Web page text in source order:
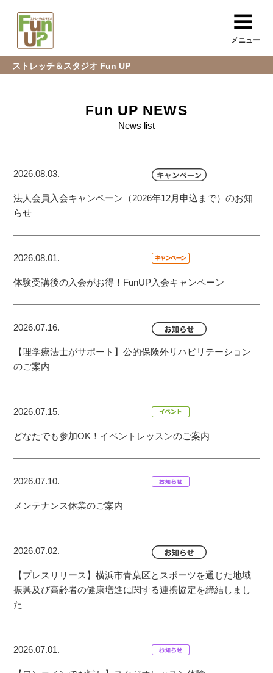
メニュー
ストレッチ＆スタジオ Fun UP
Fun UP NEWS
News list
法人会員入会キャンペーン（2026年12月申込まで）のお知
らせ
2026.08.03.
体験受講後の入会がお得！FunUP入会キャンペーン
2026.08.01.
【理学療法士がサポート】公的保険外リハビリテーション
のご案内
2026.07.16.
どなたでも参加OK！イベントレッスンのご案内
2026.07.15.
メンテナンス休業のご案内
2026.07.10.
【プレスリリース】横浜市青葉区とスポーツを通じた地域
振興及び高齢者の健康増進に関する連携協定を締結しまし
た
2026.07.02.
2026.07.01.